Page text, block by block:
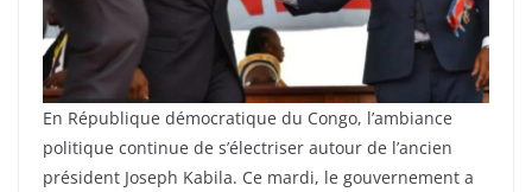
En République démocratique du Congo, l’ambiance
politique continue de s’électriser autour de l’ancien
président Joseph Kabila. Ce mardi, le gouvernement a